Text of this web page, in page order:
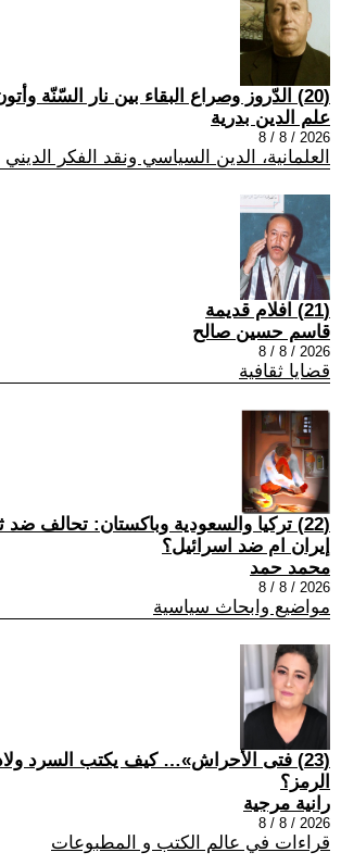
(20) الدّروز وصراع البقاء بين نار السّنّة وأتون التّشييع
علم الدين بدرية
2026 / 8 / 8
العلمانية، الدين السياسي ونقد الفكر الديني
(21) افلام قديمة
قاسم حسين صالح
2026 / 8 / 8
قضايا ثقافية
(22) تركيا والسعودية وباكستان: تحالف ضد
إيران ام ضد اسرائيل؟
محمد حمد
2026 / 8 / 8
مواضيع وابحاث سياسية
(23) فتى الأحراش»… كيف يكتب السرد
الرمز؟
رانية مرجية
2026 / 8 / 8
قراءات في عالم الكتب و المطبوعات